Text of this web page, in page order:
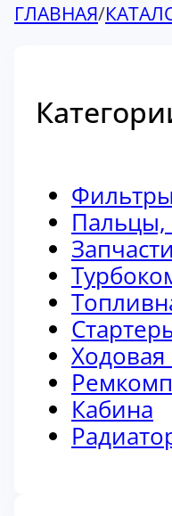
ГЛАВНАЯ/
Фильтры
Пальцы,
Ходовая
Кабина